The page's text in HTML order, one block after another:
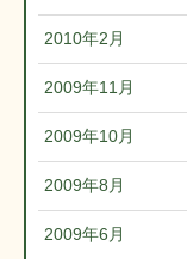
2010年2月
2009年11月
2009年10月
2009年8月
2009年6月